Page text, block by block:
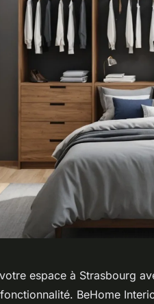
espace à Strasbourg
BeHome